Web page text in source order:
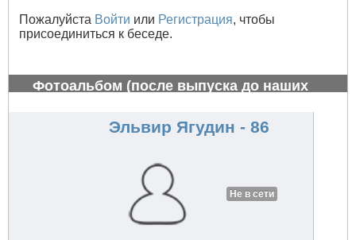
Пожалуйста Войти или Регистрация, чтобы
присоединиться к беседе.
Фотоальбом (после выпуска до наших
Эльвир Ягудин - 86
Не в сети